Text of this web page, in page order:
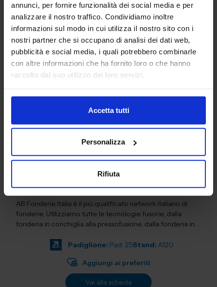
annunci, per fornire funzionalità dei social media e per
analizzare il nostro traffico. Condividiamo inoltre
informazioni sul modo in cui utilizza il nostro sito con i
nostri partner che si occupano di analisi dei dati web,
pubblicità e social media, i quali potrebbero combinarle
con altre informazioni che ha fornito loro o che hanno
raccolto dal suo utilizzo dei loro servizi.
Accetta tutti
Personalizza
Rifiuta
3DZ spa è specializzata nell’introduzione della stampa 3D
nelle imprese e nella vendita dei più prestigiosi brand
mondiali di stampanti con tecnologia a filamento, polvere,
resina,...
Padiglione: Pad. 36 Stand: D64
AB FONDERIE ITALIA
SUBFORNITURA MECCANICA
AB Fonderie Italia è il più qualificato network italiano di
fonderie. Utilizziamo tutte le tecnologie fusorie, dalla
fonderia in conchiglia alla pressofusione, dalla fonderia in
Padiglione: Pad. 25Stand: A120
Aggiungi ai preferiti
Vai alla scheda